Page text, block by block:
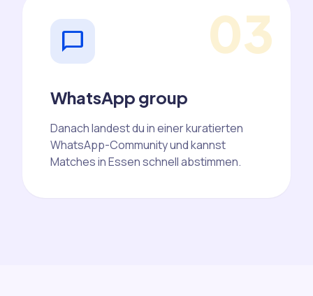
03
chat_bubble
WhatsApp group
Danach landest du in einer kuratierten
WhatsApp-Community und kannst
Matches in Essen schnell abstimmen.